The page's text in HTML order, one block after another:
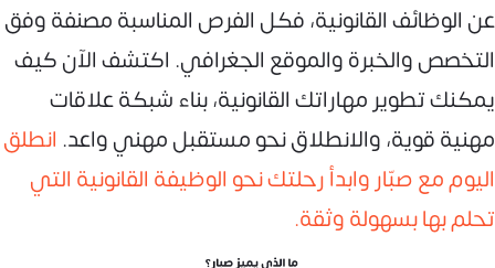
عن الوظائف القانونية، فكل الفرص المناسبة مصنفة وفق
التخصص والخبرة والموقع الجغرافي. اكتشف الآن كيف
يمكنك تطوير مهاراتك القانونية، بناء شبكة علاقات
مهنية قوية، والانطلاق نحو مستقبل مهني واعد. انطلق
اليوم مع صبّار وابدأ رحلتك نحو الوظيفة القانونية التي
تحلم بها بسهولة وثقة.